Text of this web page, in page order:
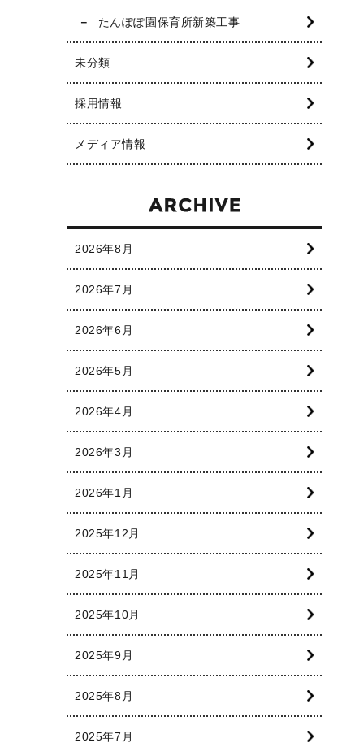
たんぽぽ園保育所新築工事
未分類
採用情報
メディア情報
2026年8月
2026年7月
2026年6月
2026年5月
2026年4月
2026年3月
2026年1月
2025年12月
2025年11月
2025年10月
2025年9月
2025年8月
2025年7月